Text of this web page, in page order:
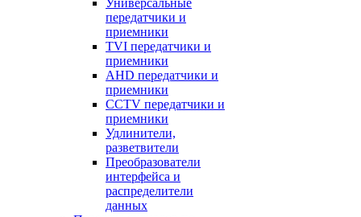
Универсальные
передатчики и
приемники
TVI передатчики и
приемники
AHD передатчики и
приемники
CCTV передатчики и
приемники
Удлинители,
разветвители
Преобразователи
интерфейса и
распределители
данных